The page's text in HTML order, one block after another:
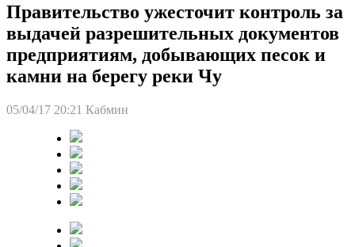
Правительство ужесточит контроль за
выдачей разрешительных документов
предприятиям, добывающих песок и
камни на берегу реки Чу
05/04/17 20:21 Кабмин